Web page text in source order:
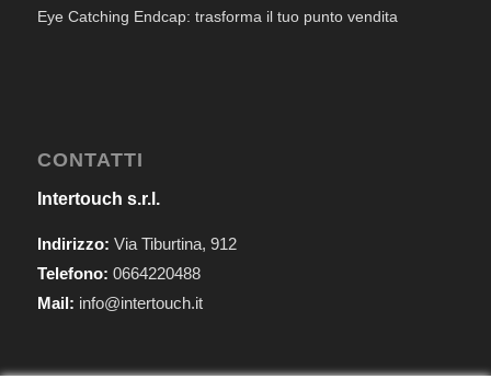
Eye Catching Endcap: trasforma il tuo punto vendita
CONTATTI
Intertouch s.r.l.
Indirizzo: Via Tiburtina, 912
Telefono: 0664220488
Mail: info@intertouch.it